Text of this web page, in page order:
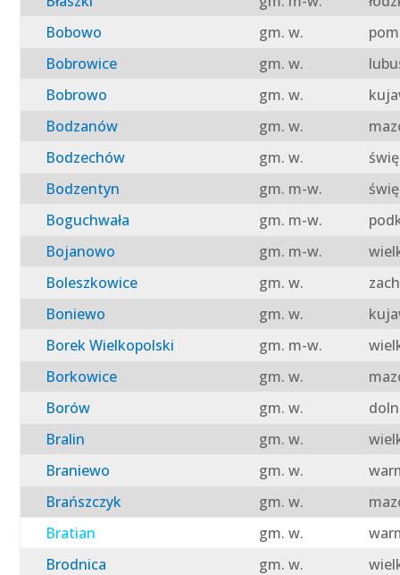
Bobowo
gm. w.
Bobrowice
gm. w.
Bobrowo
gm. w.
Bodzanów
gm. w.
Bodzechów
gm. w.
Bodzentyn
gm. m-w.
Boguchwała
gm. m-w.
Bojanowo
gm. m-w.
Boleszkowice
gm. w.
Boniewo
gm. w.
Borek Wielkopolski
gm. m-w.
Borkowice
gm. w.
Borów
gm. w.
Bralin
gm. w.
Braniewo
gm. w.
Brańszczyk
gm. w.
Bratian
gm. w.
Brodnica
gm. w.